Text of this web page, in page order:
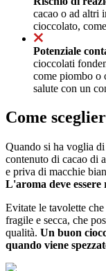
cacao o ad altri
cioccolato,
Potenziale
cioccolati
come piombo o
salute con un
Come
Quando si ha voglia
contenuto di cacao di
e priva di macchie
L'aroma deve
Evitate le tavolette
fragile e secca, che
qualità. Un buon
quando viene